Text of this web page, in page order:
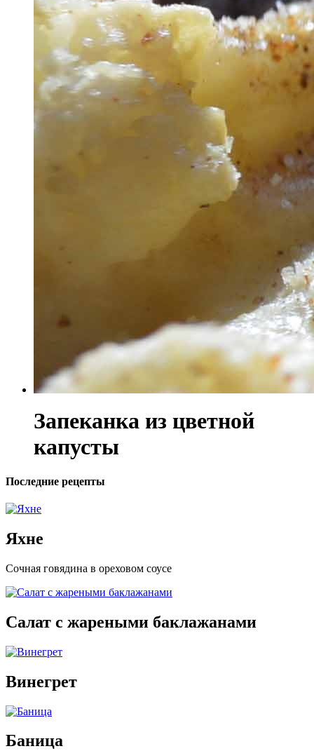
Запеканка из цветной
капусты
Последние рецепты
Яхне
Сочная говядина в ореховом соусе
Салат с жареными баклажанами
Винегрет
Баница